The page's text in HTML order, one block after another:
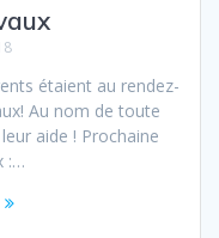
étaient au rendez-
Au nom de toute
aide ! Prochaine
:…